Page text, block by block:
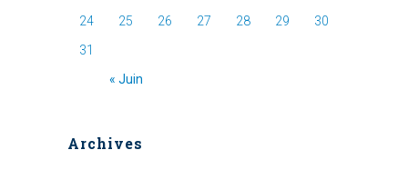
« Juin
24
25 26 27 28 29
30
31
Archives